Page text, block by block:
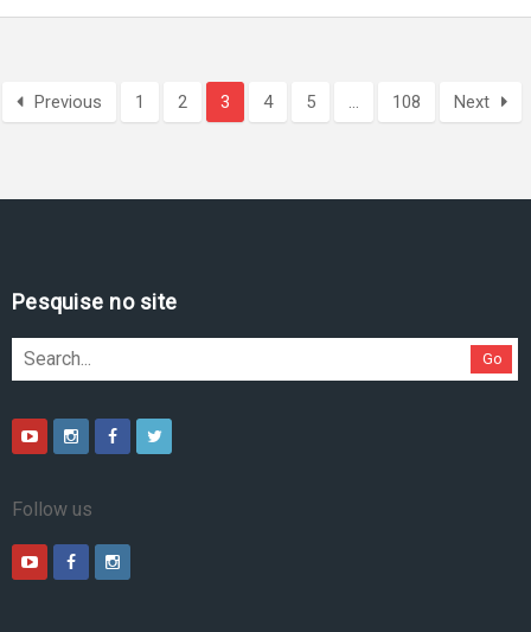
Previous 1 2 3 4 5 … 108 Next
Pesquise no site
Go
Follow us